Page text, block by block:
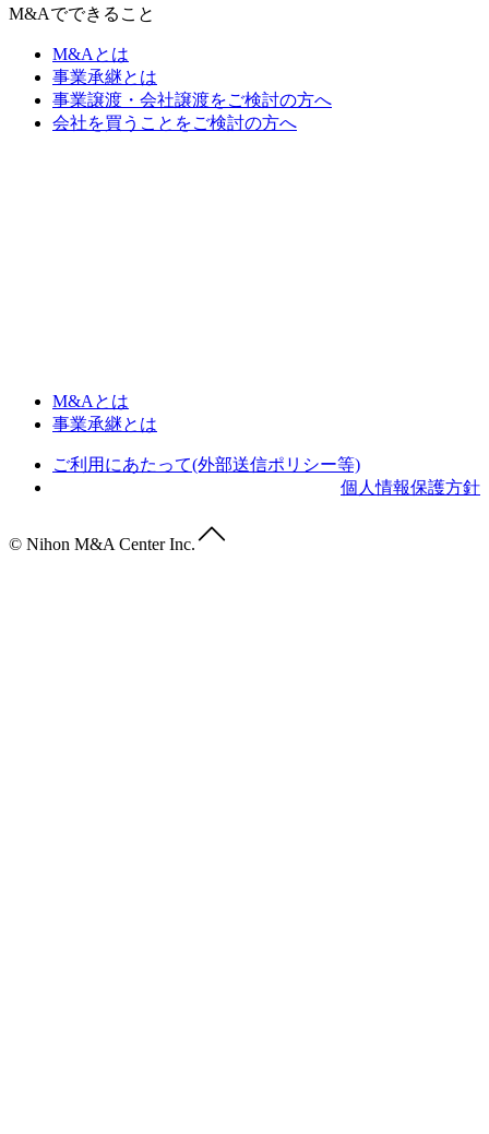
M&Aでできること
M&Aとは
事業承継とは
事業譲渡・会社譲渡をご検討の方へ
会社を買うことをご検討の方へ
M&Aとは
事業承継とは
ご利用にあたって(外部送信ポリシー等)
個人情報保護方針
© Nihon M&A Center Inc.